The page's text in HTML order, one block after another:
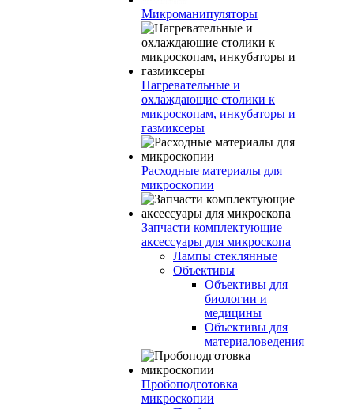
Микроманипуляторы
Нагревательные и
охлаждающие столики к
микроскопам, инкубаторы и
газмиксеры
Расходные материалы для
микроскопии
Запчасти комплектующие
аксессуары для микроскопа
Лампы стеклянные
Объективы
Объективы для
биологии и
медицины
Объективы для
материаловедения
Пробоподготовка
микроскопии